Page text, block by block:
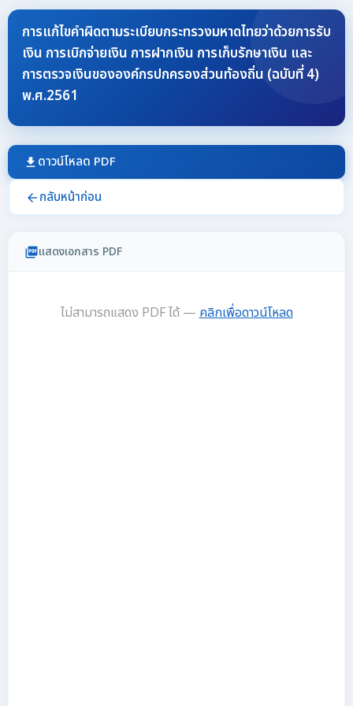
การแก้ไขคำผิดตามระเบียบกระทรวงมหาดไทยว่าด้วยการรับ
เงิน การเบิกจ่ายเงิน การฝากเงิน การเก็บรักษาเงิน และ
การตรวจเงินขององค์กรปกครองส่วนท้องถิ่น (ฉบับที่ 4)
พ.ศ.2561
download ดาวน์โหลด PDF
arrow_back กลับหน้าก่อน
picture_as_pdfแสดงเอกสาร PDF
ไม่สามารถแสดง PDF ได้ —คลิกเพื่อดาวน์โหลด